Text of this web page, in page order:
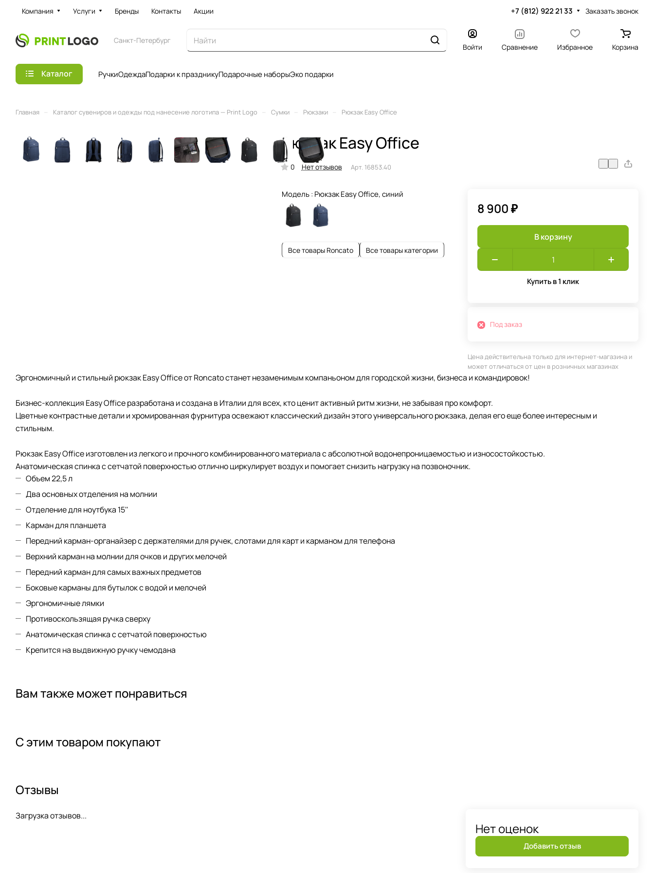
Компания Услуги Бренды Контакты Акции +7 (812) 922 21 33 Заказать звонок
Санкт-Петербург
Войти Сравнение Избранное Корзина
Каталог РучкиОдеждаПодарки к праздникуПодарочные наборыЭко подарки
Главная Каталог сувениров и одежды под нанесение логотипа — Print Logo Сумки Рюкзаки Рюкзак Easy Office
Рюкзак Easy Office
0 Нет отзывов Арт. 16853.40
Модель : Рюкзак Easy Office, синий
Все товары Roncato Все товары категории
8 900 ₽
В корзину
Купить в 1 клик
Под заказ
Цена действительна только для интернет-магазина и
может отличаться от цен в розничных магазинах
Эргономичный и стильный рюкзак Easy Office от Roncato станет незаменимым компаньоном для городской жизни, бизнеса и командировок!
Бизнес-коллекция Easy Office разработана и создана в Италии для всех, кто ценит активный ритм жизни, не забывая про комфорт.
Цветные контрастные детали и хромированная фурнитура освежают классический дизайн этого универсального рюкзака, делая его еще более интересным и
стильным.
Рюкзак Easy Office изготовлен из легкого и прочного комбинированного материала с абсолютной водонепроницаемостью и износостойкостью.
Анатомическая спинка с сетчатой поверхностью отлично циркулирует воздух и помогает снизить нагрузку на позвоночник.
Объем 22,5 л
Два основных отделения на молнии
Отделение для ноутбука 15''
Карман для планшета
Передний карман-органайзер с держателями для ручек, слотами для карт и карманом для телефона
Верхний карман на молнии для очков и других мелочей
Передний карман для самых важных предметов
Боковые карманы для бутылок с водой и мелочей
Эргономичные лямки
Противоскользящая ручка сверху
Анатомическая спинка с сетчатой поверхностью
Крепится на выдвижную ручку чемодана
Вам также может понравиться
С этим товаром покупают
Отзывы
Загрузка отзывов...
Нет оценок
Добавить отзыв